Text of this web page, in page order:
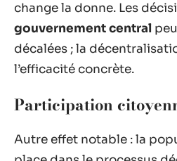
change la donne. Les
gouvernement central
décalées ; la
l’efficacité concrète.
Participation
Autre effet notable : la